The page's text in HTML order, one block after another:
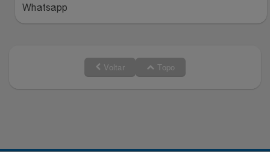
Weconnect
Whatsapp
Voltar Topo